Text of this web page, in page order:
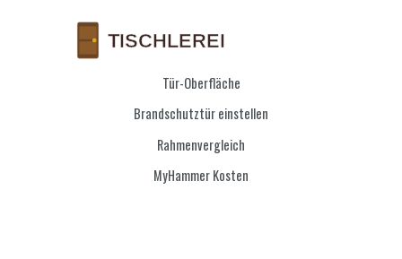
Tür-Oberfläche
Brandschutztür einstellen
Rahmenvergleich
MyHammer Kosten